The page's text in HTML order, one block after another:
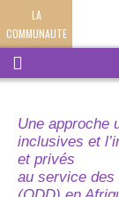
LA
COMMUNAUTE
Une approche
inclusives et
et privés
au service des